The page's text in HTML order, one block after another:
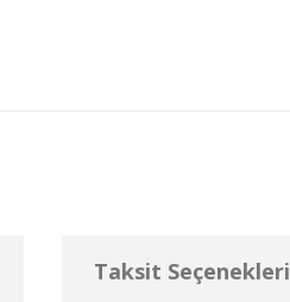
Taksit Seçenekleri